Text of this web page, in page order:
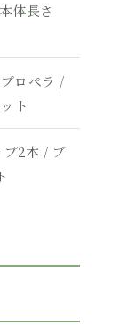
体長さ
ロペラ /
ト
プ2本 / ブ